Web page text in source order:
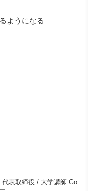
ようになる
表取締役 / 大学講師 Go